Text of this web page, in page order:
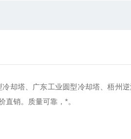
冷却塔、广东工业圆型冷却塔、梧
直销。质量可靠，*。